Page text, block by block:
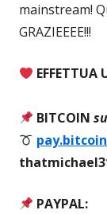
mainstream!
GRAZIEEEE!!!
EFFETTUA
BITCOIN
PAYPAL: